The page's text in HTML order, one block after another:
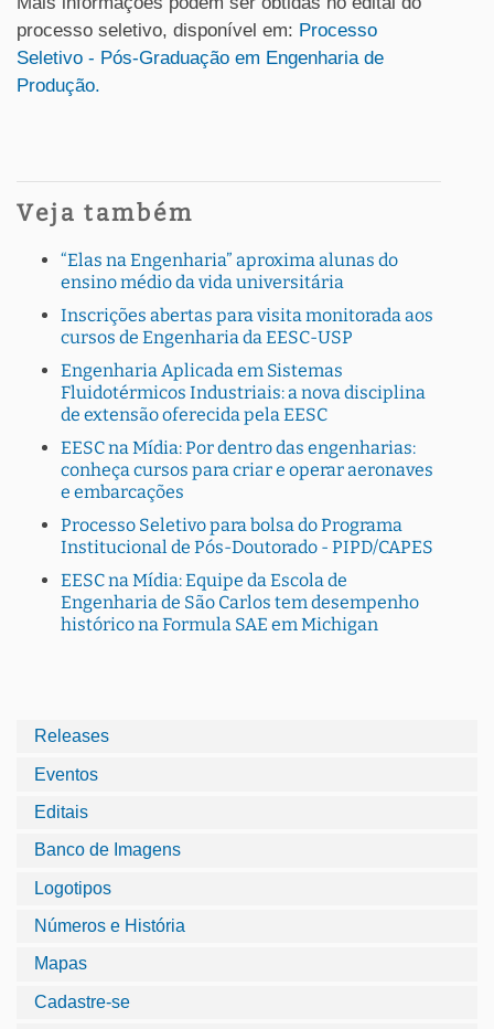
processo seletivo, disponível em: Processo
Seletivo - Pós-Graduação em Engenharia de
Produção.
Veja também
“Elas na Engenharia” aproxima alunas do
ensino médio da vida universitária
Inscrições abertas para visita monitorada aos
cursos de Engenharia da EESC-USP
Engenharia Aplicada em Sistemas
Fluidotérmicos Industriais: a nova disciplina
de extensão oferecida pela EESC
EESC na Mídia: Por dentro das engenharias:
conheça cursos para criar e operar aeronaves
e embarcações
Processo Seletivo para bolsa do Programa
Institucional de Pós-Doutorado - PIPD/CAPES
EESC na Mídia: Equipe da Escola de
Engenharia de São Carlos tem desempenho
histórico na Formula SAE em Michigan
Releases
Eventos
Editais
Banco de Imagens
Logotipos
Números e História
Mapas
Cadastre-se